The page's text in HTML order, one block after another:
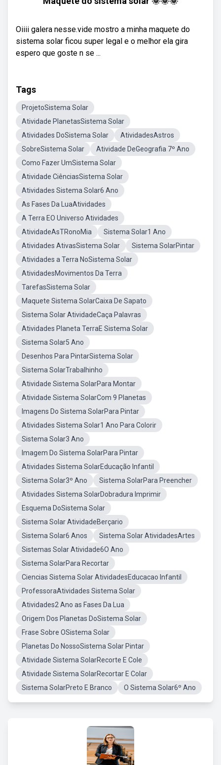
Oiiii galera nesse.vide mostro a minha maquete do
sistema solar ficou super legal e o melhor ela gira
espero que goste n se ...
Tags
ProjetoSistema Solar
Atividade PlanetasSistema Solar
Atividades DoSistema Solar
AtividadesAstros
SobreSistema Solar
Atividade DeGeografia 7º Ano
Como Fazer UmSistema Solar
Atividade CiênciasSistema Solar
Atividades Sistema Solar6 Ano
As Fases Da LuaAtividades
A Terra EO Universo Atividades
AtividadeAsTRonoMia
Sistema Solar1 Ano
Atividades AtivasSistema Solar
Sistema SolarPintar
Atividades a Terra NoSistema Solar
AtividadesMovimentos Da Terra
TarefasSistema Solar
Maquete Sistema SolarCaixa De Sapato
Sistema Solar AtividadeCaça Palavras
Atividades Planeta TerraE Sistema Solar
Sistema Solar5 Ano
Desenhos Para PintarSistema Solar
Sistema SolarTrabalhinho
Atividade Sistema SolarPara Montar
Atividade Sistema SolarCom 9 Planetas
Imagens Do Sistema SolarPara Pintar
Atividades Sistema Solar1 Ano Para Colorir
Sistema Solar3 Ano
Imagem Do Sistema SolarPara Pintar
Atividades Sistema SolarEducação Infantil
Sistema Solar3º Ano
Sistema SolarPara Preencher
Atividades Sistema SolarDobradura Imprimir
Esquema DoSistema Solar
Sistema Solar AtividadeBerçario
Sistema Solar6 Anos
Sistema Solar AtividadesArtes
Sistemas Solar Atividade6O Ano
Sistema SolarPara Recortar
Ciencias Sistema Solar AtividadesEducacao Infantil
ProfessoraAtividades Sistema Solar
Atividades2 Ano as Fases Da Lua
Origem Dos Planetas DoSistema Solar
Frase Sobre OSistema Solar
Planetas Do NossoSistema Solar Pintar
Atividade Sistema SolarRecorte E Cole
Atividade Sistema SolarRecortar E Colar
Sistema SolarPreto E Branco
O Sistema Solar6º Ano